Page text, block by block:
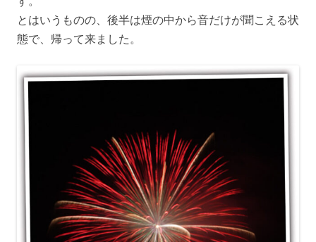
とはいうものの、後半は煙の中から音だけが聞こえる状
態で、帰って来ました。